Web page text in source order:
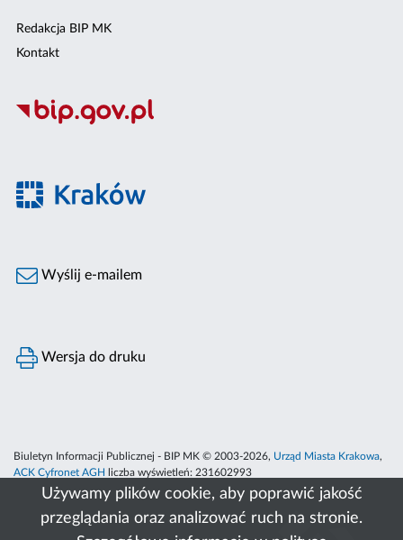
Używamy plików cookie, aby poprawić jakość
przeglądania oraz analizować ruch na stronie.
Redakcja BIP MK
Kontakt
Wyślij e-mailem
Wersja do druku
Biuletyn Informacji Publicznej - BIP MK © 2003-2026, Urząd Miasta Krakowa,
ACK Cyfronet AGH
liczba wyświetleń: 231602993